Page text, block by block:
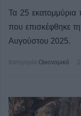
Τα 25 εκατομμύρια
που επισκέφθηκε
Αυγούστου 2025.
Κατηγορία Οικονομικά